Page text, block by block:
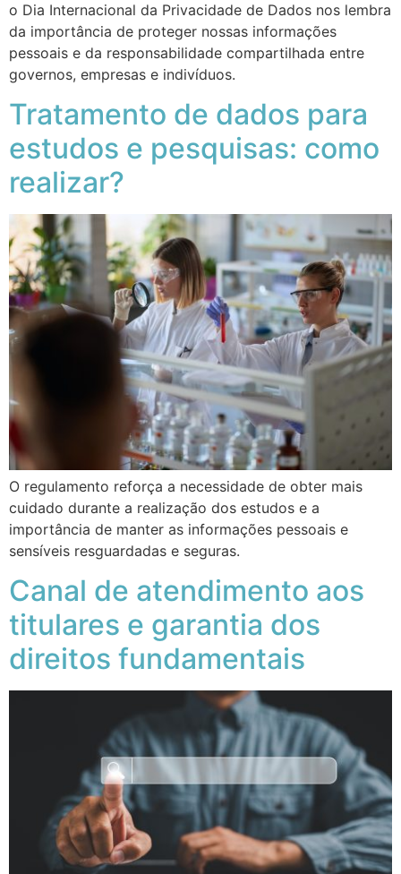
o Dia Internacional da Privacidade de Dados nos lembra
da importância de proteger nossas informações
pessoais e da responsabilidade compartilhada entre
governos, empresas e indivíduos.
Tratamento de dados para
estudos e pesquisas: como
realizar?
O regulamento reforça a necessidade de obter mais
cuidado durante a realização dos estudos e a
importância de manter as informações pessoais e
sensíveis resguardadas e seguras.
Canal de atendimento aos
titulares e garantia dos
direitos fundamentais ​​